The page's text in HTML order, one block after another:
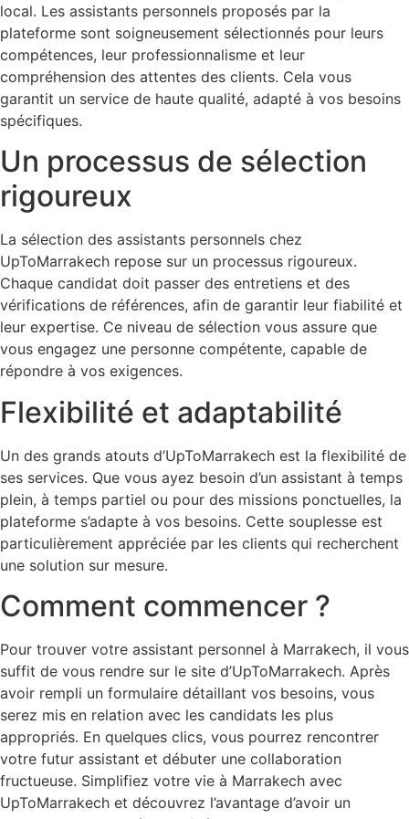
local. Les assistants personnels proposés par la
plateforme sont soigneusement sélectionnés pour leurs
compétences, leur professionnalisme et leur
compréhension des attentes des clients. Cela vous
garantit un service de haute qualité, adapté à vos besoins
spécifiques.
Un processus de sélection
rigoureux
La sélection des assistants personnels chez
UpToMarrakech repose sur un processus rigoureux.
Chaque candidat doit passer des entretiens et des
vérifications de références, afin de garantir leur fiabilité et
leur expertise. Ce niveau de sélection vous assure que
vous engagez une personne compétente, capable de
répondre à vos exigences.
Flexibilité et adaptabilité
Un des grands atouts d’UpToMarrakech est la flexibilité de
ses services. Que vous ayez besoin d’un assistant à temps
plein, à temps partiel ou pour des missions ponctuelles, la
plateforme s’adapte à vos besoins. Cette souplesse est
particulièrement appréciée par les clients qui recherchent
une solution sur mesure.
Comment commencer ?
Pour trouver votre assistant personnel à Marrakech, il vous
suffit de vous rendre sur le site d’UpToMarrakech. Après
avoir rempli un formulaire détaillant vos besoins, vous
serez mis en relation avec les candidats les plus
appropriés. En quelques clics, vous pourrez rencontrer
votre futur assistant et débuter une collaboration
fructueuse. Simplifiez votre vie à Marrakech avec
UpToMarrakech et découvrez l’avantage d’avoir un